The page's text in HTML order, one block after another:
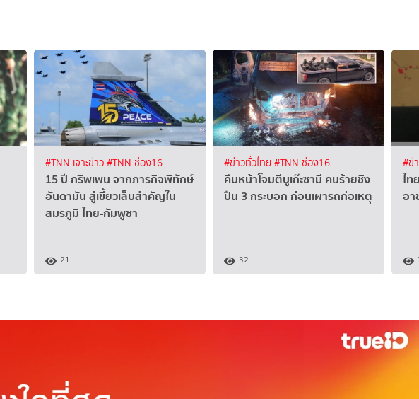
#TNN เจาะข่าว#TNN ช่อง16
15 ปี กริพเพน จากภารกิจพิทักษ์
อันดามัน สู่เขี้ยวเล็บสำคัญใน
สมรภูมิ ไทย-กัมพูชา
21
#ข่าวทั่วไทย#TNN ช่อง16
คืบหน้าโจมตีบูเก๊ะซามี คนร้ายชิง
ปืน 3 กระบอก ก่อนเผารถก่อเหตุ
32
#ข่
ไท
อ